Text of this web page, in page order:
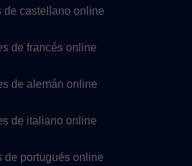
de castellano online
de francés online
de alemán online
de italiano online
de portugués online